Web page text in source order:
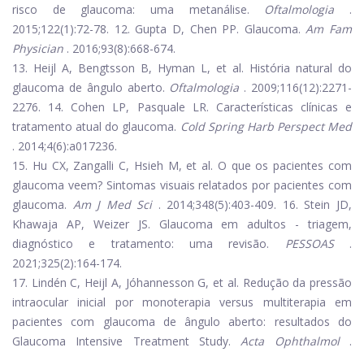
risco de glaucoma: uma metanálise. Oftalmologia .
2015;122(1):72-78. 12. Gupta D, Chen PP. Glaucoma. Am Fam
Physician . 2016;93(8):668-674.
13. Heijl A, Bengtsson B, Hyman L, et al. História natural do
glaucoma de ângulo aberto. Oftalmologia . 2009;116(12):2271-
2276. 14. Cohen LP, Pasquale LR. Características clínicas e
tratamento atual do glaucoma. Cold Spring Harb Perspect Med
. 2014;4(6):a017236.
15. Hu CX, Zangalli C, Hsieh M, et al. O que os pacientes com
glaucoma veem? Sintomas visuais relatados por pacientes com
glaucoma. Am J Med Sci. 2014;348(5):403-409. 16. Stein JD,
Khawaja AP, Weizer JS. Glaucoma em adultos - triagem,
diagnóstico e tratamento: uma revisão. PESSOAS.
2021;325(2):164-174.
17. Lindén C, Heijl A, Jóhannesson G, et al. Redução da pressão
intraocular inicial por monoterapia versus multiterapia em
pacientes com glaucoma de ângulo aberto: resultados do
Glaucoma Intensive Treatment Study. Acta Ophthalmol.